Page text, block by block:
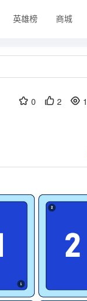
英雄榜 商城
0 2